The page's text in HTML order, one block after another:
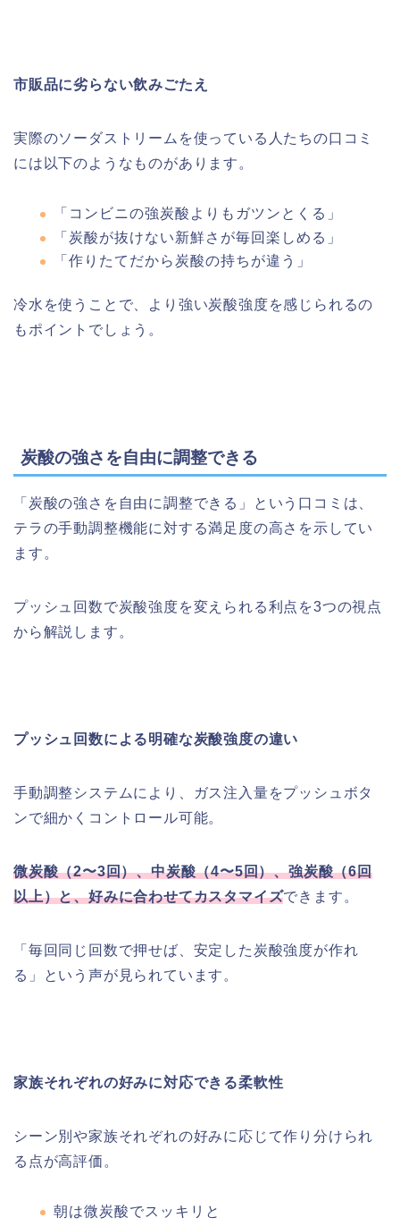
市販品に劣らない飲みごたえ
実際のソーダストリームを使っている人たちの口コミ
には以下のようなものがあります。
「コンビニの強炭酸よりもガツンとくる」
「炭酸が抜けない新鮮さが毎回楽しめる」
「作りたてだから炭酸の持ちが違う」
冷水を使うことで、より強い炭酸強度を感じられるの
もポイントでしょう。
炭酸の強さを自由に調整できる
「炭酸の強さを自由に調整できる」という口コミは、
テラの手動調整機能に対する満足度の高さを示してい
ます。
プッシュ回数で炭酸強度を変えられる利点を3つの視点
から解説します。
プッシュ回数による明確な炭酸強度の違い
手動調整システムにより、ガス注入量をプッシュボタ
ンで細かくコントロール可能。
微炭酸（2〜3回）、中炭酸（4〜5回）、強炭酸（6回
以上）と、好みに合わせてカスタマイズできます。
「毎回同じ回数で押せば、安定した炭酸強度が作れ
る」という声が見られています。
家族それぞれの好みに対応できる柔軟性
シーン別や家族それぞれの好みに応じて作り分けられ
る点が高評価。
朝は微炭酸でスッキリと